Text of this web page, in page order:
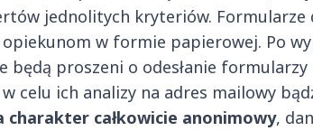
jednolitych kryteriów.
opiekunom w formie papierowej. Po
będą proszeni o odesłanie
celu ich analizy na adres mailowy
charakter całkowicie anonimowy,